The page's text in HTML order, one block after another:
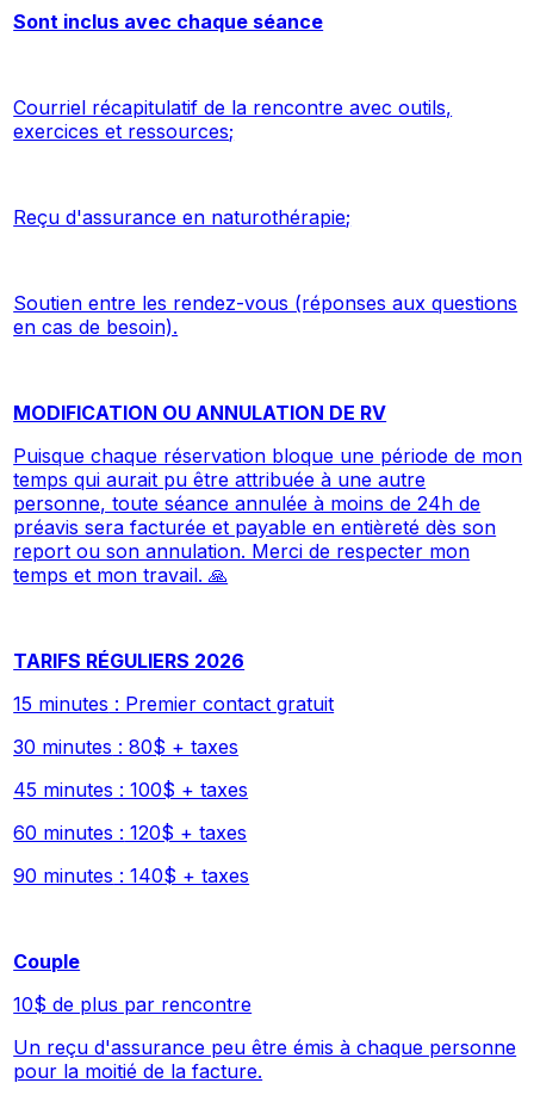
Sont inclus avec chaque séance
Courriel récapitulatif de la rencontre avec outils,
exercices et ressources;
Reçu d'assurance en naturothérapie;
Soutien entre les rendez-vous (réponses aux questions
en cas de besoin).
MODIFICATION OU ANNULATION DE RV
Puisque chaque réservation bloque une période de mon
temps qui aurait pu être attribuée à une autre
personne, toute séance annulée à moins de 24h de
préavis sera facturée et payable en entièreté dès son
report ou son annulation. Merci de respecter mon
temps et mon travail. 🙏
TARIFS RÉGULIERS 2026
15 minutes : Premier contact gratuit
30 minutes : 80$ + taxes
45 minutes : 100$ + taxes
60 minutes : 120$ + taxes
90 minutes : 140$ + taxes
Couple
10$ de plus par rencontre
Un reçu d'assurance peu être émis à chaque personne
pour la moitié de la facture.